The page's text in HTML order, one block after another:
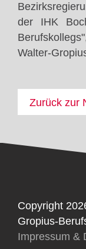
der IHK
Walter-
Zurück zur
Copyright
Gropius-
Impressum &